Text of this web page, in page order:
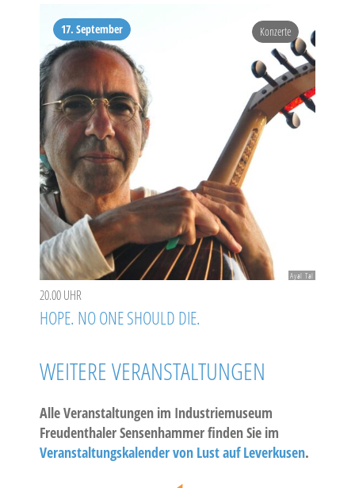
Ayal Tal
17. September Konzerte
20.00 UHR
HOPE. NO ONE SHOULD DIE.
WEITERE VERANSTALTUNGEN
Alle Veranstaltungen im Industriemuseum
Freudenthaler Sensenhammer finden Sie im
Veranstaltungskalender von Lust auf Leverkusen.